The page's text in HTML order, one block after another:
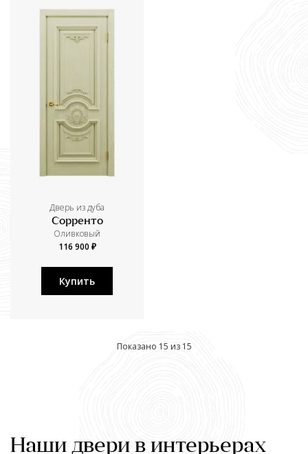
Дверь из дуба
Сорренто
Оливковый
116 900 ₽
Купить
Показано 15 из 15
Наши двери в интерьерах